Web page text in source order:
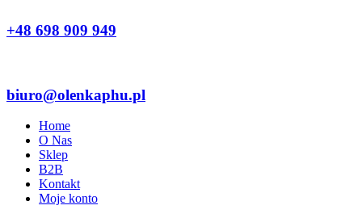
+48 698 909 949
biuro@olenkaphu.pl
Home
O Nas
Sklep
B2B
Kontakt
Moje konto